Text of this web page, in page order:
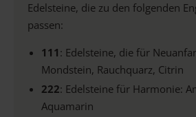
Edelsteine, die zu den folgenden
passen:
111 : Edelsteine, die für
Mondstein, Rauchquarz, Citrin
222: Edelsteine für Harmonie:
Aquamarin